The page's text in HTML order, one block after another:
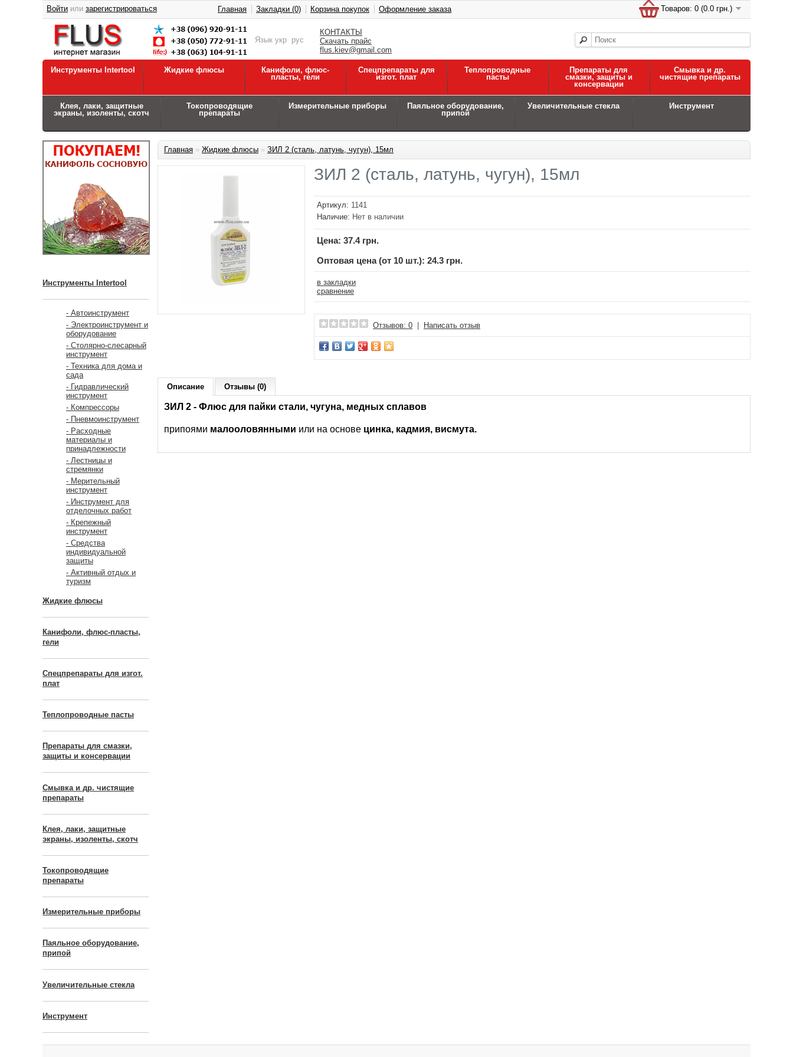
КОНТАКТЫ
Скачать прайс
flus.kiev@gmail.com
Язык укр рус
Товаров: 0 (0.0 грн.)
Войти или зарегистрироваться Главная Закладки (0) Корзина покупок Оформление заказа
Инструменты Intertool Жидкие флюсы
Канифоли, флюс-
пласты, гели
Спецпрепараты для
изгот. плат
Теплопроводные
пасты
Препараты для
смазки, защиты и
консервации
Смывка и др.
чистящие препараты
Клея, лаки, защитные
экраны, изоленты, скотч
Токопроводящие
препараты
Измерительные приборы
Паяльное оборудование,
припой
Увеличительные стекла Инструмент
Инструменты Intertool
- Автоинструмент
- Электроинструмент и
оборудование
- Столярно-слесарный
инструмент
- Техника для дома и
сада
- Гидравлический
инструмент
- Компрессоры
- Пневмоинструмент
- Расходные
материалы и
принадлежности
- Лестницы и
стремянки
- Мерительный
инструмент
- Инструмент для
отделочных работ
- Крепежный
инструмент
- Средства
индивидуальной
защиты
- Активный отдых и
туризм
Жидкие флюсы
Канифоли, флюс-пласты,
гели
Спецпрепараты для изгот.
плат
Теплопроводные пасты
Препараты для смазки,
защиты и консервации
Смывка и др. чистящие
препараты
Клея, лаки, защитные
экраны, изоленты, скотч
Токопроводящие
препараты
Измерительные приборы
Паяльное оборудование,
припой
Увеличительные стекла
Инструмент
Главная » Жидкие флюсы » ЗИЛ 2 (сталь, латунь, чугун), 15мл
ЗИЛ 2 (сталь, латунь, чугун), 15мл
Артикул: 1141
Наличие: Нет в наличии
Цена: 37.4 грн.
Оптовая цена (от 10 шт.): 24.3 грн.
в закладки
сравнение
Отзывов: 0 Написать отзыв
Описание Отзывы (0)
ЗИЛ 2 - Флюс для пайки стали, чугуна, медных сплавов
припоями малооловянными или на основе цинка, кадмия, висмута.